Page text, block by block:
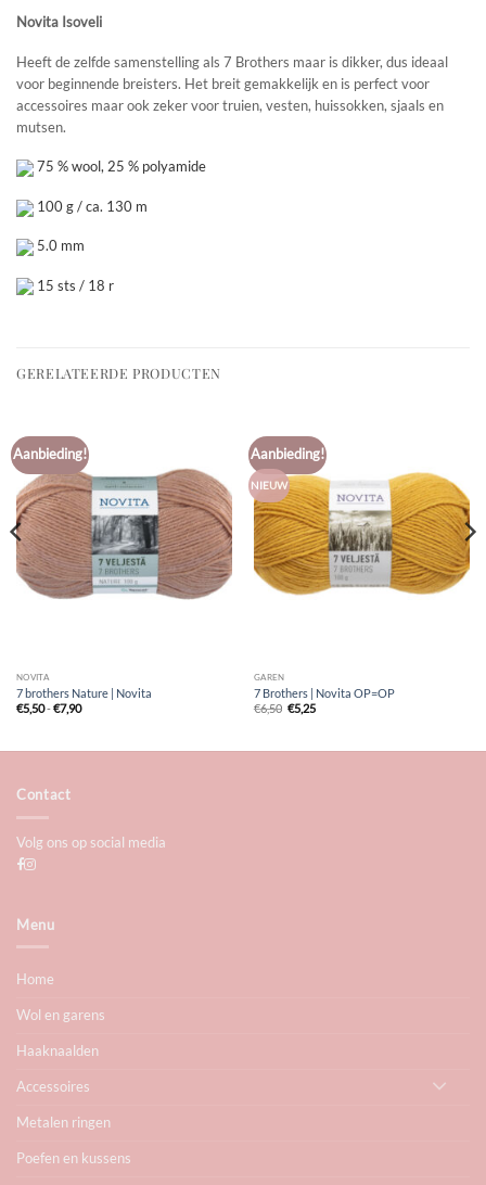
Novita Isoveli
Heeft de zelfde samenstelling als 7 Brothers maar is dikker, dus ideaal
voor beginnende breisters. Het breit gemakkelijk en is perfect voor
accessoires maar ook zeker voor truien, vesten, huissokken, sjaals en
mutsen.
75 % wool, 25 % polyamide
100 g / ca. 130 m
5.0 mm
15 sts / 18 r
GERELATEERDE PRODUCTEN
Aanbieding!
NOVITA
7 brothers Nature | Novita
€5,50-€7,90Prijsklasse:
€5,50
Aanbieding!
NIEUW
GAREN
7 Brothers | Novita OP=OP
€6,50 Oorspronkelijke
prijs
€5,25Huidige
Contact
Volg ons op social media
Menu
Home
Wol en garens
Haaknaalden
Accessoires
Metalen ringen
Poefen en kussens